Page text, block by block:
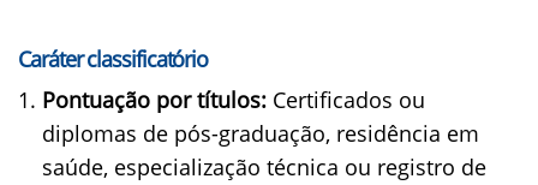
Caráter classificatório
Pontuação por títulos: Certificados ou
diplomas de pós-graduação, residência em
saúde, especialização técnica ou registro de